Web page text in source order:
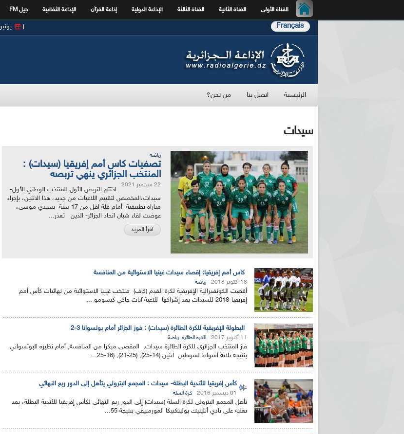
القناة الأولى القناة الثانية القناة الثالثة الإذاعة الدولية إذاعة القرآن الإذاعة الثقافية جيل FM
Français
الرئيسية اتصل بنا من نحن؟
سيدات
رياضة
تصفيات كاس أمم إفريقيا (سيدات) :
المنتخب الجزائري ينهي تربصه
22 سبتمبر 2021
اختتم التربص الأول للمنتخب الوطني الأول-
سيدات،المخصص لتقييم اللاعبات من جديد، هذا الاثنين، بإجراء
مباراة تطبيقية أمام فئة اقل من 17 سنة بسيدي موسى،
عوضت لقاء شبان اتحاد الجزائر- الذين تعذر...
اقرأ المزيد
كاس أمم إفريقيا: إقصاء سيدات غينيا الاستوائية من المنافسة
18 أكتوبر 2018 رياضة
أقصت الكونفدرالية الإفريقية لكرة القدم (كاف) منتخب غينيا الاستوائية من نهائيات كأس أمم
إفريقيا-2018 للسيدات بعد إشراكها للاعبة آنات جاكي كيسومو ...
البطولة الإفريقية للكرة الطائرة (سيدات) : فوز الجزائر أمام بوتسوانا 3-2
11 أكتوبر 2017 الكرة الطائرة, رياضة
فاز المنتخب الجزائري للكرة الطائرة سيدات, المقصى مبكرا من المنافسة, أمام نظيره البوتسواني
بنتيجة ثلاثة أشواط لشوطين اثنين (14-25), (25-21), (16-25...
كأس إفريقيا للأندية البطلة- سيدات : المجمع البترولي يتأهل إلى الدور ربع النهائي
01 ديسمبر 2016 كرة السلة
تأهل المجمع البترولي لكرة السلة (سيدات) إلى الدور ربع النهائي لكأس إفريقيا للأندية البطلة، بعد
تغلبه على نادي أتليتيك بوليتكنيكا الموزمبيقي بنتيجة 55...